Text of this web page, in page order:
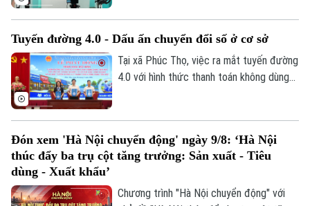
cận thị trường.
Tuyến đường 4.0 - Dấu ấn chuyển đổi số ở cơ sở
Tại xã Phúc Thọ, việc ra mắt tuyến đường
4.0 với hình thức thanh toán không dùng
ngay từ cơ sở.
Đón xem 'Hà Nội chuyển động' ngày 9/8: ‘Hà Nội
thúc đẩy ba trụ cột tăng trưởng: Sản xuất - Tiêu
dùng - Xuất khẩu’
Chương trình "Hà Nội chuyển động" với